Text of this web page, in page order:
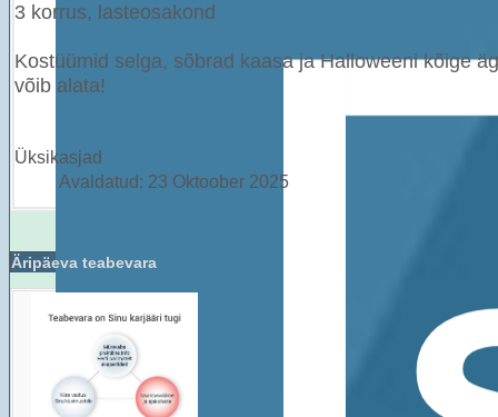
3 korrus, lasteosakond
Kostüümid selga, sõbrad kaasa ja Halloweeni kõige
võib alata!
Üksikasjad
Avaldatud: 23 Oktoober 2025
Äripäeva teabevara